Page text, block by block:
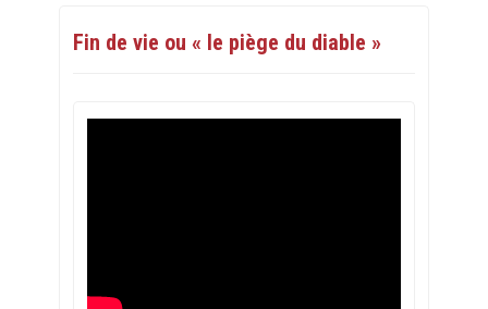
Fin de vie ou « le piège du diable »